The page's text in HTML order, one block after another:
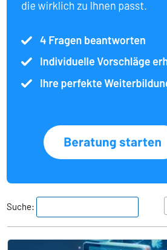
Suche: